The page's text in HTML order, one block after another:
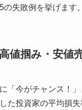
の失敗例を挙げます
値掴み・安値
「今がチャンス！
た投資家の平均損失